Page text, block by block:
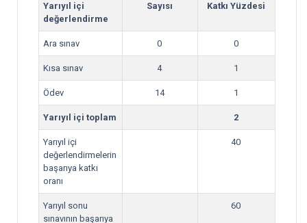
Yarıyıl içi
değerlendirme
Sayısı Katkı Yüzdesi
Ara sınav 0 0
Kısa sınav 4 1
Ödev 14 1
Yarıyıl içi toplam 2
Yarıyıl içi
değerlendirmelerin
başarıya katkı
oranı
40
Yarıyıl sonu
sınavının başarıya
60